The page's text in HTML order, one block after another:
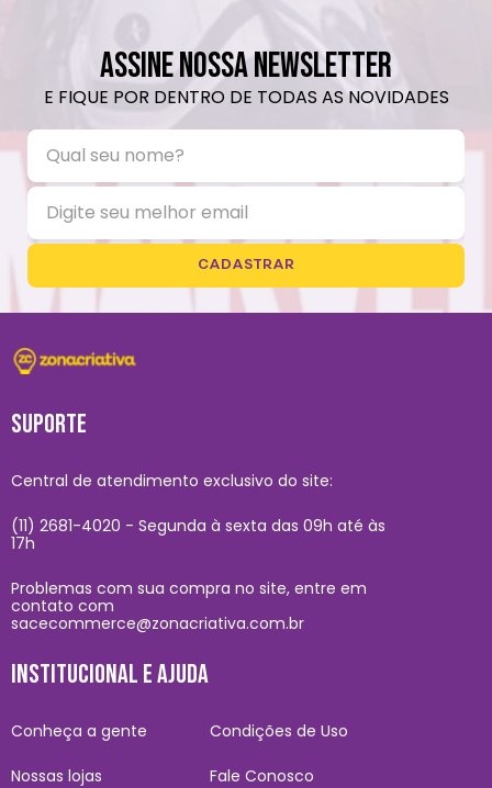
ASSINE NOSSA NEWSLETTER
E FIQUE POR DENTRO DE TODAS AS NOVIDADES
CADASTRAR
SUPORTE
Central de atendimento exclusivo do site:
(11) 2681-4020 - Segunda à sexta das 09h até às
17h
Problemas com sua compra no site, entre em
contato com
sacecommerce@zonacriativa.com.br
INSTITUCIONAL E AJUDA
Conheça a gente
Nossas lojas
Condições de Uso
Fale Conosco